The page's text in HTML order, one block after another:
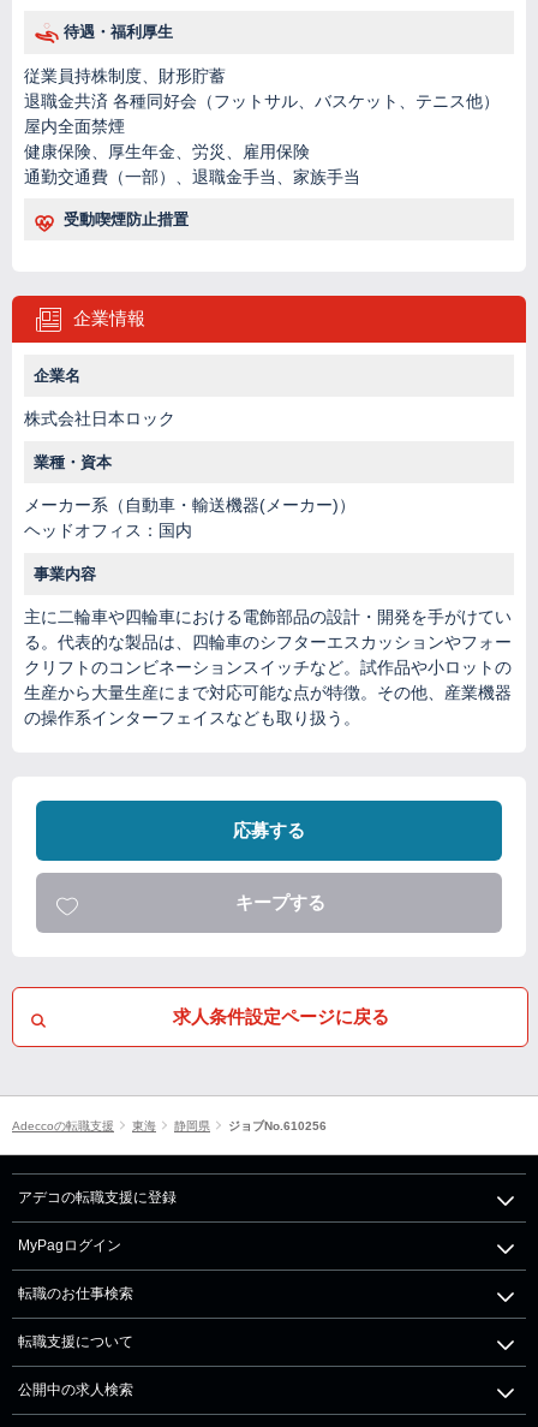
待遇・福利厚生
従業員持株制度、財形貯蓄
退職金共済 各種同好会（フットサル、バスケット、テニス他）
屋内全面禁煙
健康保険、厚生年金、労災、雇用保険
通勤交通費（一部）、退職金手当、家族手当
受動喫煙防止措置
企業情報
企業名
株式会社日本ロック
業種・資本
メーカー系（自動車・輸送機器(メーカー)）
ヘッドオフィス：国内
事業内容
主に二輪車や四輪車における電飾部品の設計・開発を手がけてい
る。代表的な製品は、四輪車のシフターエスカッションやフォー
クリフトのコンビネーションスイッチなど。試作品や小ロットの
生産から大量生産にまで対応可能な点が特徴。その他、産業機器
の操作系インターフェイスなども取り扱う。
応募する
キープする
求人条件設定ページに戻る
Adeccoの転職支援 東海 静岡県 ジョブNo.610256
アデコの転職支援に登録
MyPagログイン
転職のお仕事検索
転職支援について
公開中の求人検索